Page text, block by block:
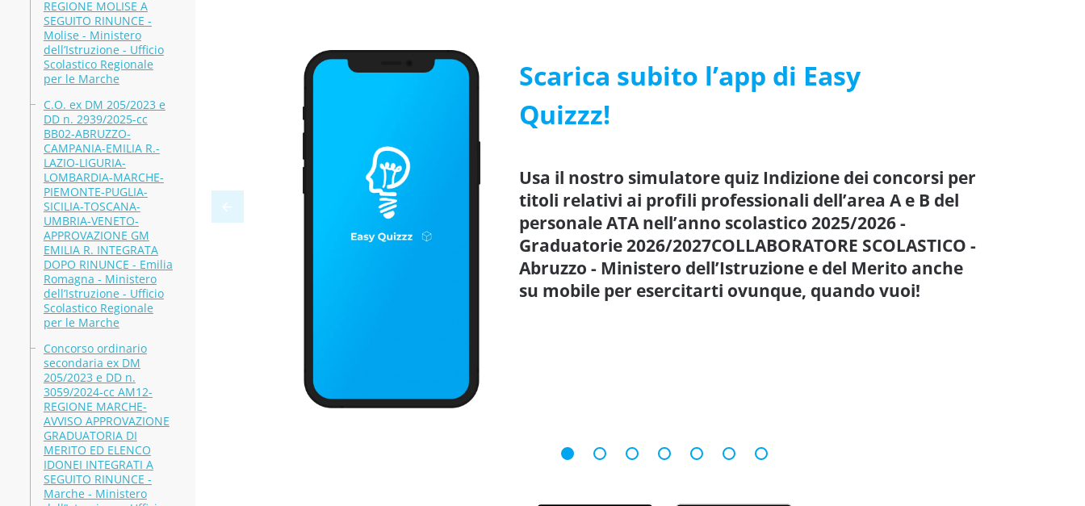
REGIONE MOLISE A
SEGUITO RINUNCE -
Molise - Ministero
dell’Istruzione - Ufficio
Scolastico Regionale
per le Marche
C.O. ex DM 205/2023 e
DD n. 2939/2025-cc
BB02-ABRUZZO-
CAMPANIA-EMILIA R.-
LAZIO-LIGURIA-
LOMBARDIA-MARCHE-
PIEMONTE-PUGLIA-
SICILIA-TOSCANA-
UMBRIA-VENETO-
APPROVAZIONE GM
EMILIA R. INTEGRATA
DOPO RINUNCE - Emilia
Romagna - Ministero
dell’Istruzione - Ufficio
Scolastico Regionale
per le Marche
Concorso ordinario
secondaria ex DM
205/2023 e DD n.
3059/2024-cc AM12-
REGIONE MARCHE-
AVVISO APPROVAZIONE
GRADUATORIA DI
MERITO ED ELENCO
IDONEI INTEGRATI A
SEGUITO RINUNCE -
Marche - Ministero
Scarica subito l’app di Easy
Quizzz!
Usa il nostro simulatore quiz Indizione dei concorsi per
titoli relativi ai profili professionali dell’area A e B del
personale ATA nell’anno scolastico 2025/2026 -
Graduatorie 2026/2027COLLABORATORE SCOLASTICO -
Abruzzo - Ministero dell’Istruzione e del Merito anche
su mobile per esercitarti ovunque, quando vuoi!